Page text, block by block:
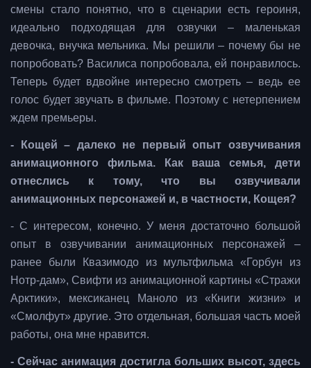
смены стало понятно, что в сценарии есть героиня,
идеально подходящая для озвучки – маленькая
девочка, внучка мельника. Мы решили – почему бы не
попробовать? Василиса попробовала, ей понравилось.
Теперь будет вдвойне интересно смотреть – ведь ее
голос будет звучать в фильме. Поэтому с нетерпением
ждем премьеры.
- Кощей – далеко не первый опыт озвучивания
анимационного фильма. Как ваша семья, дети
отнеслись к тому, что вы озвучивали
анимационных персонажей и, в частности, Кощея?
- С интересом, конечно. У меня достаточно большой
опыт в озвучивании анимационных персонажей –
ранее были Квазимодо из мультфильма «Горбун из
Нотр-дам», Свифти из анимационной картины «Стражи
Арктики», мексиканец Маноло из «Книги жизни» и
«Смолфут» другие. Это отдельная, большая часть моей
работы, она мне нравится.
- Сейчас анимация достигла больших высот, здесь